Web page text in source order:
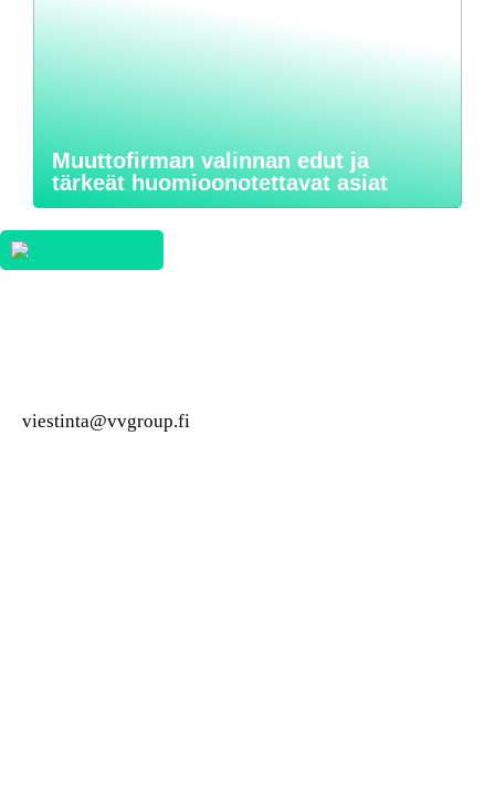
Muuttofirman valinnan edut ja
tärkeät huomioonotettavat asiat
viestinta@vvgroup.fi